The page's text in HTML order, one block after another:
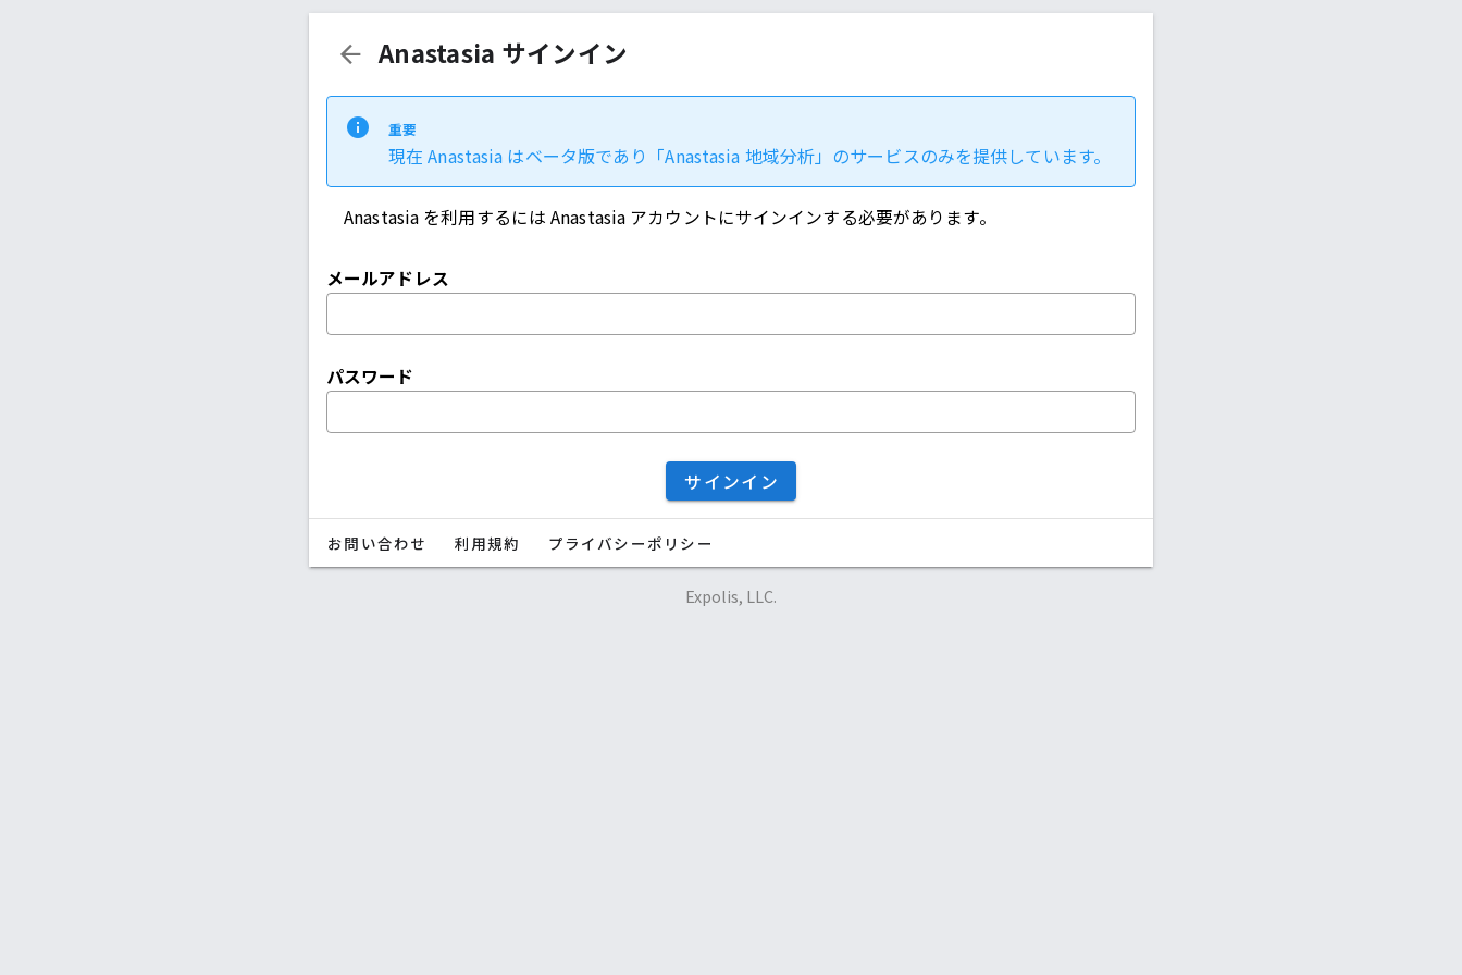
Anastasia サインイン
重要
現在 Anastasia はベータ版であり「Anastasia 地域分析」のサービスのみを提供しています。
Anastasia を利用するには Anastasia アカウントにサインインする必要があります。
メールアドレス
パスワード
サインイン
お問い合わせ 利用規約 プライバシーポリシー
Expolis, LLC.